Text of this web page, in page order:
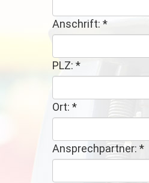
Anschrift: *
PLZ: *
Ort: *
Ansprechpartner: *